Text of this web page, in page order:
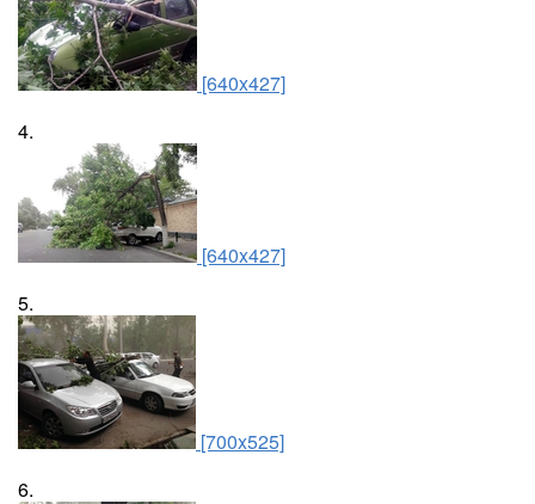
[640x427]
4.
[640x427]
5.
[700x525]
6.